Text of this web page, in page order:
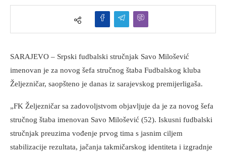
SARAJEVO – Srpski fudbalski stručnjak Savo Milošević
imenovan je za novog šefa stručnog štaba Fudbalskog kluba
Željezničar, saopšteno je danas iz sarajevskog premijerligaša.
„FK Željezničar sa zadovoljstvom objavljuje da je za novog šefa
stručnog štaba imenovan Savo Milošević (52). Iskusni fudbalski
stručnjak preuzima vođenje prvog tima s jasnim ciljem
stabilizacije rezultata, jačanja takmičarskog identiteta i izgradnje